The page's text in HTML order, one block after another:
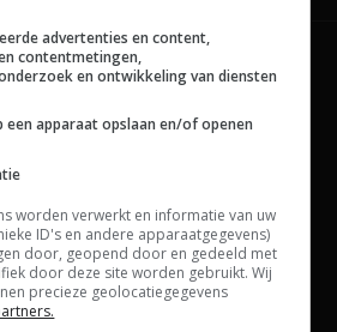
Cookies
Cookievoorkeuren
advertenties en content,
contentmetingen,
en ontwikkeling van diensten
apparaat opslaan en/of openen
worden verwerkt en informatie van uw
ID's en andere apparaatgegevens)
door, geopend door en gedeeld met
door deze site worden gebruikt. Wij
precieze geolocatiegegevens